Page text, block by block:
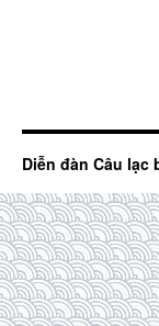
Diễn đàn Câu lạc